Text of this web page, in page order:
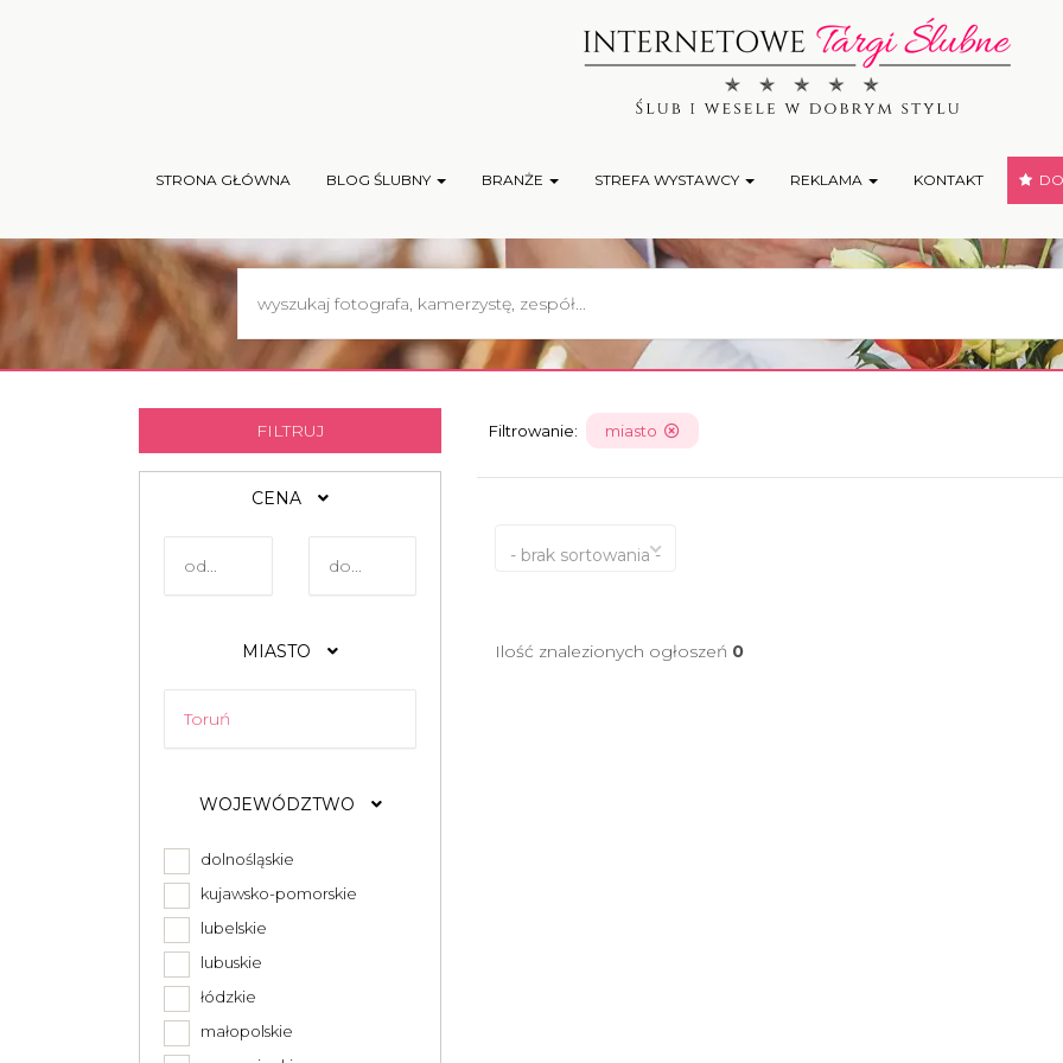
STRONA GŁÓWNA BLOG ŚLUBNY BRANŻE STREFA WYSTAWCY REKLAMA KONTAKT
FILTRUJ
CENA
MIASTO
WOJEWÓDZTWO
dolnośląskie
kujawsko-pomorskie
lubelskie
lubuskie
łódzkie
małopolskie
Filtrowanie: miasto
- brak sortowania -
Ilość znalezionych ogłoszeń 0